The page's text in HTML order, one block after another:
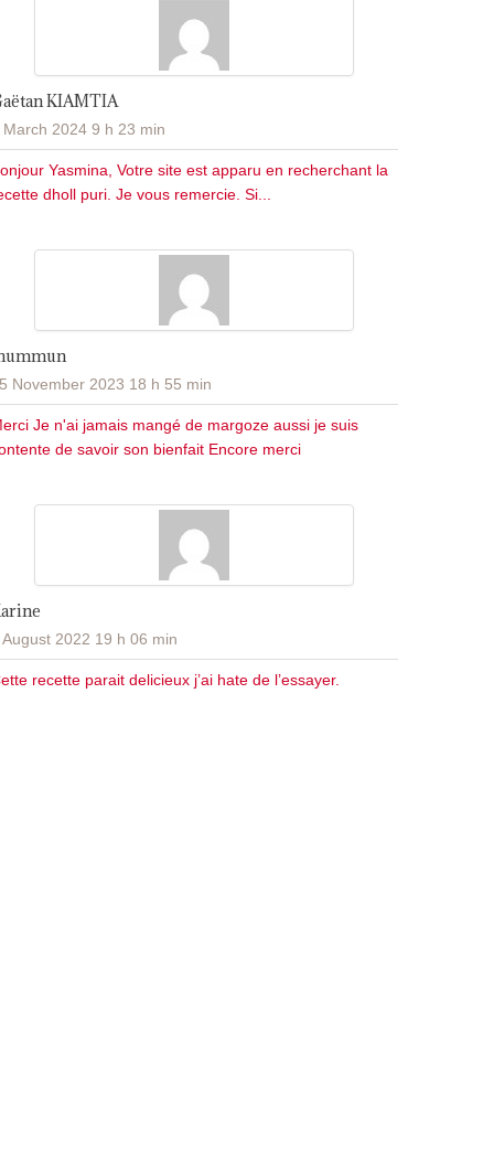
Gaëtan KIAMTIA
March 2024 9 h 23 min
Yasmina, Votre site est apparu en recherchant la
dholl puri. Je vous remercie. Si...
November 2023 18 h 55 min
Je n'ai jamais mangé de margoze aussi je suis
de savoir son bienfait Encore merci
Karine
August 2022 19 h 06 min
recette parait delicieux j’ai hate de l’essayer.